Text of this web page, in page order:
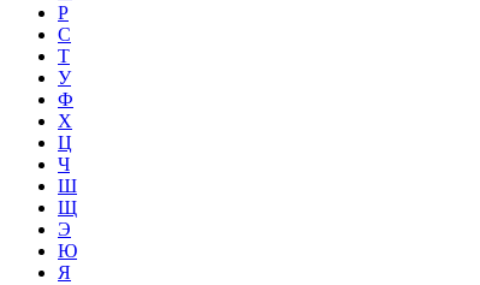
Р
С
Т
У
Ф
Х
Ц
Ч
Ш
Щ
Э
Ю
Я